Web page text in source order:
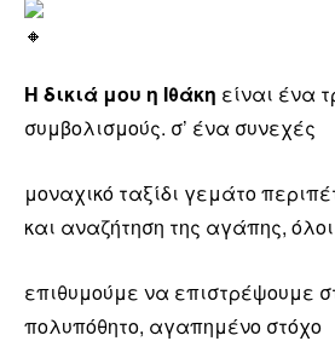
Η δικιά μου η Ιθάκη είναι ένα
συμβολισμούς. σ’ ένα συνεχές
μοναχικό ταξίδι γεμάτο
και αναζήτηση της αγάπης, όλοι
επιθυμούμε να επιστρέψουμε
πολυπόθητο, αγαπημένο στόχο